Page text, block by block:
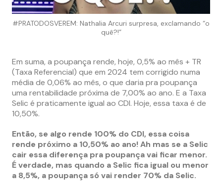
#PRATODOSVEREM: Nathalia Arcuri surpresa, exclamando “o
quê?!”
Em suma, a poupança rende, hoje, 0,5% ao mês + TR
(Taxa Referencial) que em 2024 tem corrigido numa
média de 0,06% ao mês, o que daria pra poupança
uma rentabilidade próxima de 7,00% ao ano. E a Taxa
Selic é praticamente igual ao CDI. Hoje, essa taxa é de
10,50%.
Então, se algo rende 100% do CDI, essa coisa
rende próximo a 10,50% ao ano! Ah mas se a Selic
cair essa diferença pra poupança vai ficar menor.
É verdade, mas quando a Selic fica igual ou menor
a 8,5%, a poupança só vai render 70% da Selic.